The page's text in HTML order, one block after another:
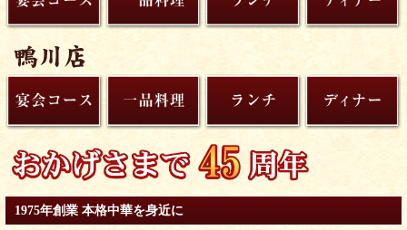
1975年創業 本格中華を身近に